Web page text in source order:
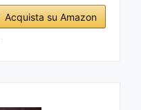
Acquista su Amazon